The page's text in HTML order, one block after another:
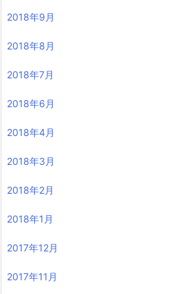
2018年9月
2018年8月
2018年7月
2018年6月
2018年4月
2018年3月
2018年2月
2018年1月
2017年12月
2017年11月